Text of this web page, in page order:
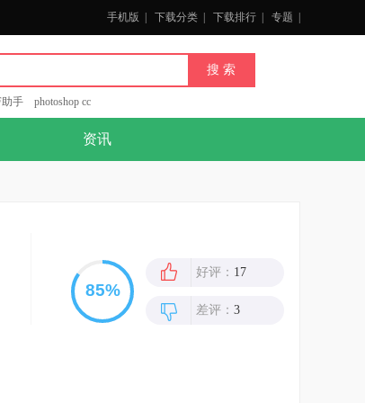
手机版 下载分类 下载排行 专题
手 photoshop cc
资讯
好评： 17
差评： 3